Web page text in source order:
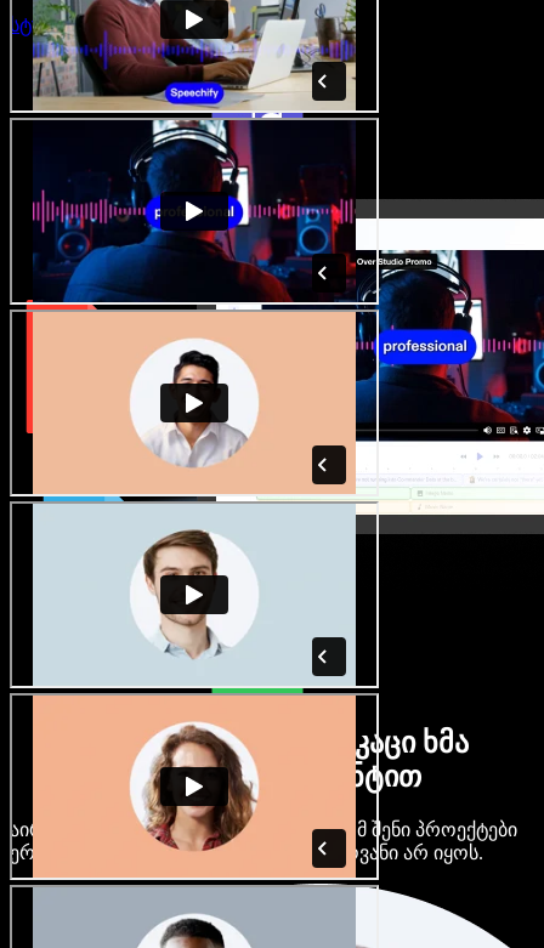
სტუდიის გახსნა
ბევრი ქალი და მამაკაცი ხმა
ნებისმიერი აქცენტით
აირჩიე ასობით AI ხმა და აქცენტი, რომ შენი პროექტები
ერთმანეთს არ ჰგავდეს და ერთფეროვანი არ იყოს.